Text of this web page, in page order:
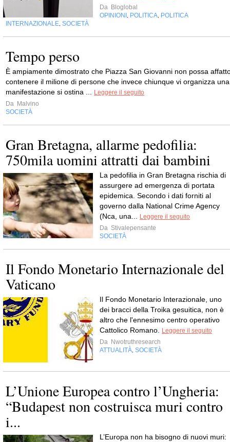
Da Bloglobal
OPINIONI
POLITICA POLITICA
INTERNAZIONALE SOCIETÀ
Tempo perso
È ampiamente dimostrato che Piazza San Giovanni non possa
contenere il milione di persone che invece chiunque vi organizza una
manifestazione si ostina ...
Leggere il seguito
Da Malvino
SOCIETÀ
Gran Bretagna, allarme pedofilia:
750mila uomini attratti dai bambini
La pedofilia in Gran Bretagna rischia di
assurgere ad emergenza di portata
epidemica. Secondo i dati forniti al
governo dalla National Crime Agency
(Nca, una...
Leggere il seguito
Da Stivalepensante
SOCIETÀ
Il Fondo Monetario Internazionale del
Vaticano
Il Fondo Monetario Interazionale, uno
dei bracci della Troika gesuitica, non è
altro che l'ennesimo centro operativo
Cattolico Romano.
Leggere il seguito
Da Nwotruthresearch
ATTUALITÀ SOCIETÀ
L’Unione Europea contro l’Ungheria:
“Budapest non costruisca muri contro
i...
L’Europa non ha bisogno di nuovi muri: